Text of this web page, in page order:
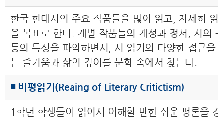
한국 현대시의 주요 작품들을 많이 읽고, 자세히
을 목표로 한다. 개별 작품들의 개성과 정서, 시의
등의 특성을 파악하면서, 시 읽기의 다양한 접근
는 즐거움과 삶의 깊이를 문학 속에서 찾는다.
◾ 비평읽기(Reaing of Literary Critictism)
1학년 학생들이 읽어서 이해할 만한 쉬운 평론을